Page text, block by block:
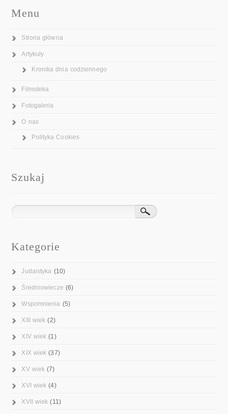
Menu
Strona główna
Artykuły
Kronika dnia codziennego
Filmoteka
Fotogaleria
O nas
Polityka Cookies
Szukaj
Kategorie
Judaistyka (10)
Średniowiecze (6)
Wspomnienia (5)
XIII wiek (2)
XIV wiek (1)
XIX wiek (37)
XV wiek (7)
XVI wiek (4)
XVII wiek (11)